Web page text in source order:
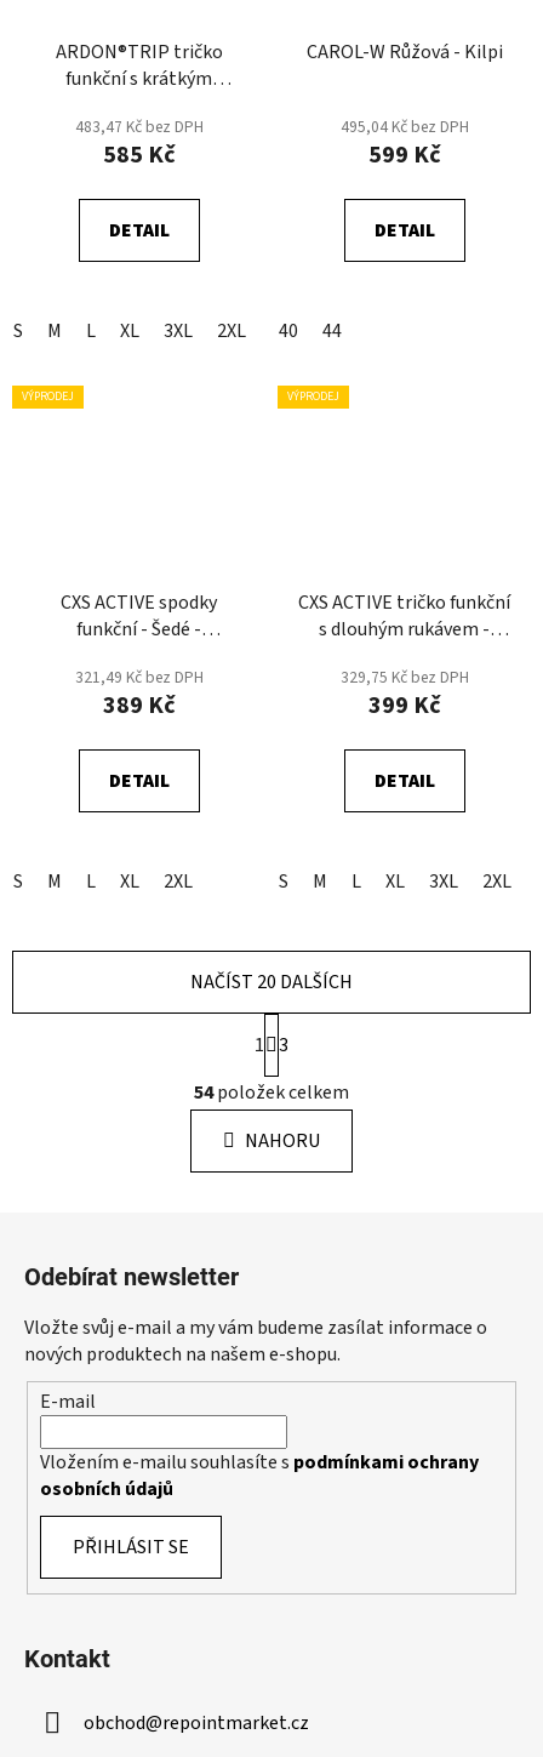
ARDON®TRIP tričko
funkční s krátkým
483,47 Kč bez DPH
585 Kč
DETAIL
S M L XL 3XL 2XL
CAROL-W Růžová - Kilpi
495,04 Kč bez DPH
599 Kč
DETAIL
40 44
VÝPRODEJ
CXS ACTIVE spodky
funkční - Šedé -
321,49 Kč bez DPH
389 Kč
DETAIL
S M L XL 2XL
VÝPRODEJ
CXS ACTIVE tričko funkční
s dlouhým rukávem -
329,75 Kč bez DPH
399 Kč
DETAIL
S M L XL 3XL 2XL
O
v
á
d
v
k
v
ý
p
NAČÍST 20 DALŠÍCH
S
t
r
á
n
k
1 3
54položek celkem
NAHORU
Odebírat newsletter
Vložte svůj e-mail a my vám budeme zasílat informace o
nových produktech na našem e-shopu.
E-mail
Vložením e-mailu souhlasíte s podmínkami ochrany
osobních údajů
PŘIHLÁSIT SE
Kontakt
obchod@repointmarket.cz